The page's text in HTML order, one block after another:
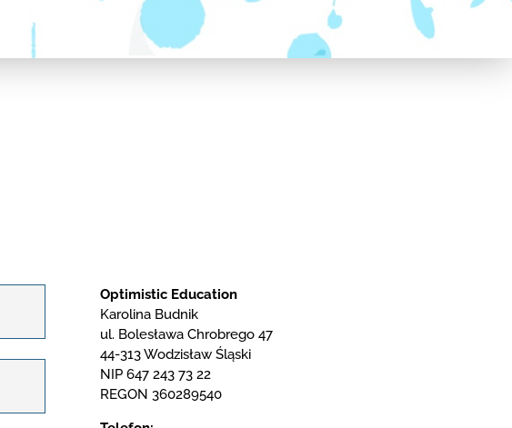
Optimistic Education
Karolina Budnik
ul. Bolesława Chrobrego 47
44-313 Wodzisław Śląski
NIP 647 243 73 22
REGON 360289540